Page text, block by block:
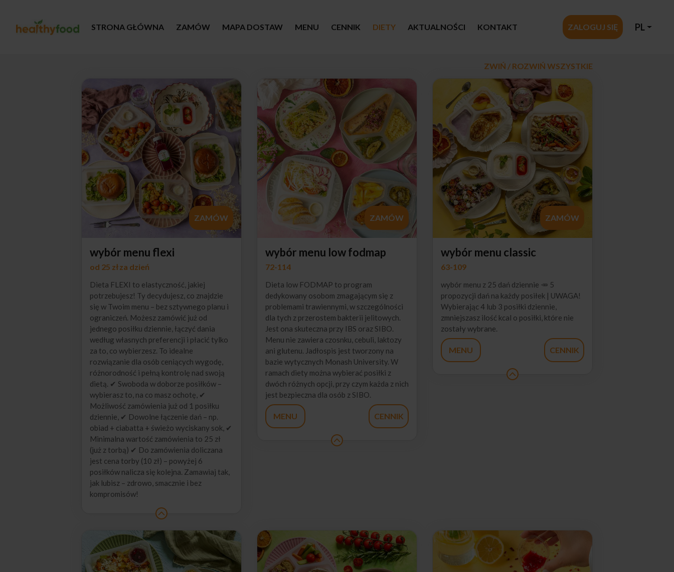
STRONA GŁÓWNA ZAMÓW MAPA DOSTAW MENU CENNIK DIETY AKTUALNOŚCI KONTAKT ZALOGUJ SIĘ PL
ZWIŃ / ROZWIŃ WSZYSTKIE
wybór menu flexi
od 25 zł za dzień
ZAMÓW
Dieta FLEXI to elastyczność, jakiej
potrzebujesz! Ty decydujesz, co znajdzie
się w Twoim menu – bez sztywnego planu i
ograniczeń. Możesz zamówić już od
jednego posiłku dziennie, łączyć dania
według własnych preferencji i płacić tylko
za to, co wybierzesz. To idealne
rozwiązanie dla osób ceniących wygodę,
różnorodność i pełną kontrolę nad swoją
dietą. ✔ Swoboda w doborze posiłków –
wybierasz to, na co masz ochotę, ✔
Możliwość zamówienia już od 1 posiłku
dziennie, ✔ Dowolne łączenie dań – np.
obiad + ciabatta + świeżo wyciskany sok, ✔
Minimalna wartość zamówienia to 25 zł
(już z torbą) ✔ Do zamówienia doliczana
jest cena torby (10 zł) – powyżej 6
posiłków nalicza się kolejna. Zamawiaj tak,
jak lubisz – zdrowo, smacznie i bez
kompromisów!
wybór menu low fodmap
72-114
ZAMÓW
Dieta low FODMAP to program
dedykowany osobom zmagającym się z
problemami trawiennymi, w szczególności
dla tych z przerostem bakterii jelitowych.
Jest ona skuteczna przy IBS oraz SIBO.
Menu nie zawiera czosnku, cebuli, laktozy
ani glutenu. Jadłospis jest tworzony na
bazie wytycznych Monash University. W
ramach diety można wybierać posiłki z
dwóch różnych opcji, przy czym każda z nich
jest bezpieczna dla osób z SIBO.
MENU CENNIK
wybór menu classic
63-109
ZAMÓW
wybór menu z 25 dań dziennie 🥕 5
propozycji dań na każdy posiłek | UWAGA!
Wybierając 4 lub 3 posiłki dziennie,
zmniejszasz ilość kcal o posiłki, które nie
zostały wybrane.
MENU CENNIK